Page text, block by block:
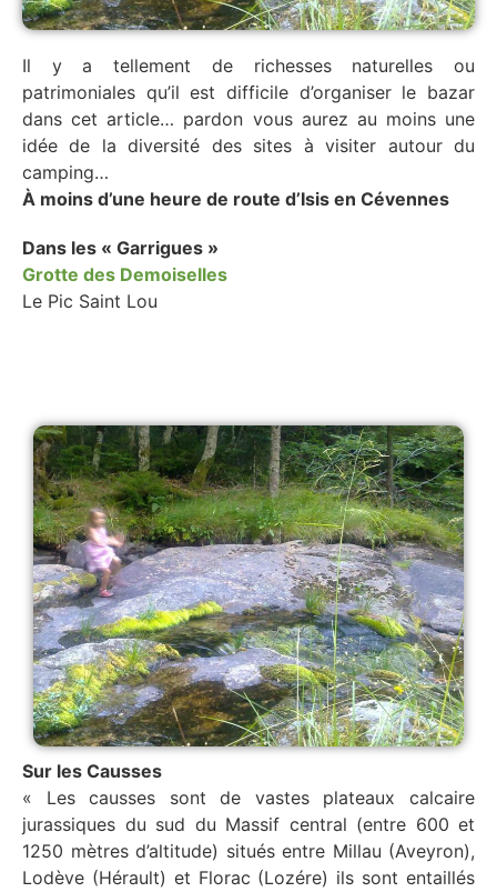
Il y a tellement de richesses naturelles ou
patrimoniales qu’il est difficile d’organiser le bazar
dans cet article… pardon vous aurez au moins une
idée de la diversité des sites à visiter autour du
camping…
À moins d’une heure de route d’Isis en Cévennes
Dans les « Garrigues »
Grotte des Demoiselles
Le Pic Saint Lou
Sur les Causses
« Les causses sont de vastes plateaux calcaire
jurassiques du sud du Massif central (entre 600 et
1250 mètres d’altitude) situés entre Millau (Aveyron),
Lodève (Hérault) et Florac (Lozére) ils sont entaillés